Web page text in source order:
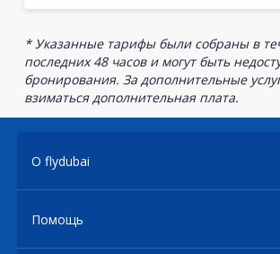
* Указанные тарифы были собраны в
последних 48 часов и могут быть
бронирования. За дополнительные
взиматься дополнительная плата.
О flydubai
Помощь